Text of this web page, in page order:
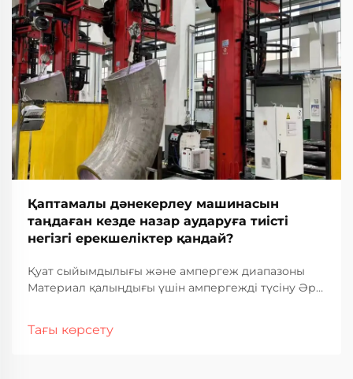
Қаптамалы дәнекерлеу машинасын
таңдаған кезде назар аударуға тиісті
негізгі ерекшеліктер қандай?
Қуат сыйымдылығы және ампергеж диапазоны
Материал қалыңдығы үшін ампергежді түсіну Әр
рөл атқарады. Көбірек амперлер көбірек жылуды
Тағы көрсету